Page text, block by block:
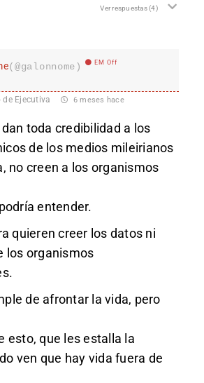
Ver respuestas(4)
(@galonnome) EM Off
de Ejecutiva 6 meses hace
toda credibilidad a los
de los medios mileirianos
no creen a los organismos
entender.
quieren creer los datos ni
los organismos
de afrontar la vida, pero
esto, que les estalla la
ven que hay vida fuera de